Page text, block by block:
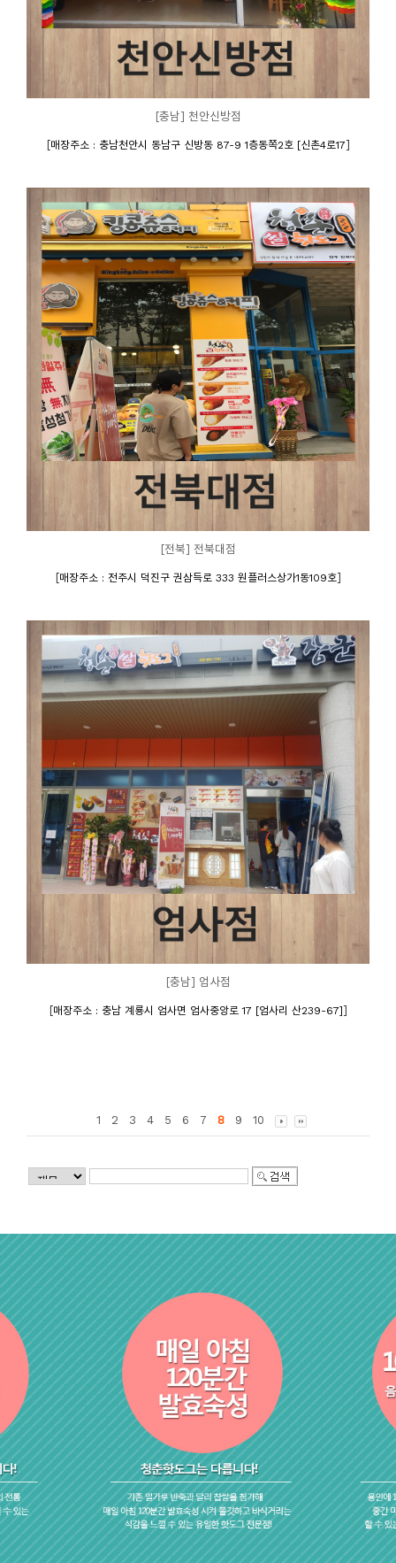
[충남] 천안신방점
[매장주소 : 충남천안시 동남구 신방동 87-9 1층동쪽2호 [신촌4로17]
[전북] 전북대점
[매장주소 : 전주시 덕진구 권삼득로 333 원플러스상가1동109호]
[충남] 엄사점
[매장주소 : 충남 계룡시 엄사면 엄사중앙로 17 [엄사리 산239-67] ]
1 2 3 4 5 6 7 8 9 10